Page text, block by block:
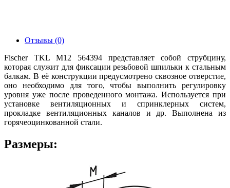
Отзывы (0)
Fischer TKL М12 564394 представляет собой струбцину,
которая служит для фиксации резьбовой шпильки к стальным
балкам. В её конструкции предусмотрено сквозное отверстие,
оно необходимо для того, чтобы выполнить регулировку
уровня уже после проведенного монтажа. Используется при
установке вентиляционных и спринклерных систем,
прокладке вентиляционных каналов и др. Выполнена из
горячеоцинкованной стали.
Размеры: